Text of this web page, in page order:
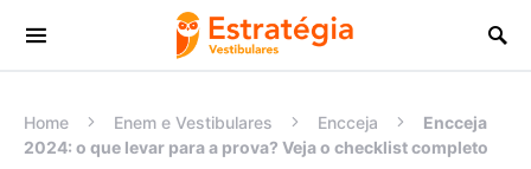
Procurar:
Home Enem e Vestibulares Encceja
Encceja
2024: o que levar para a prova? Veja o checklist completo